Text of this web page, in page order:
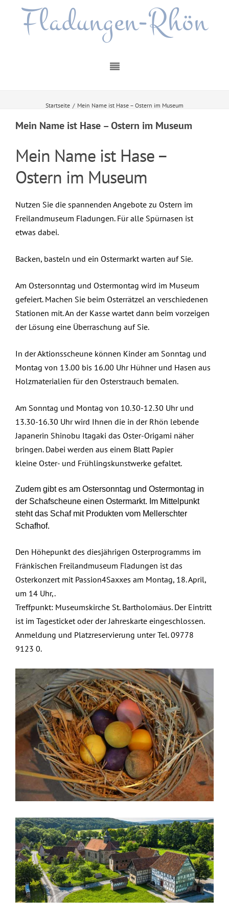
Fladungen-Rhön
Startseite / Mein Name ist Hase – Ostern im Museum
Mein Name ist Hase – Ostern im Museum
Mein Name ist Hase –
Ostern im Museum
Nutzen Sie die spannenden Angebote zu Ostern im
Freilandmuseum Fladungen. Für alle Spürnasen ist
etwas dabei.
Backen, basteln und ein Ostermarkt warten auf Sie.
Am Ostersonntag und Ostermontag wird im Museum
gefeiert. Machen Sie beim Osterrätzel an verschiedenen
Stationen mit. An der Kasse wartet dann beim vorzeigen
der Lösung eine Überraschung auf Sie.
In der Aktionsscheune können Kinder am Sonntag und
Montag von 13.00 bis 16.00 Uhr Hühner und Hasen aus
Holzmaterialien für den Osterstrauch bemalen.
Am Sonntag und Montag von 10.30-12.30 Uhr und
13.30-16.30 Uhr wird Ihnen die in der Rhön lebende
Japanerin Shinobu Itagaki das Oster-Origami näher
bringen. Dabei werden aus einem Blatt Papier
kleine Oster- und Frühlingskunstwerke gefaltet.
Zudem gibt es am Ostersonntag und Ostermontag in
der Schafscheune einen Ostermarkt. Im Mittelpunkt
steht das Schaf mit Produkten vom Mellerschter
Schafhof.
Den Höhepunkt des diesjährigen Osterprogramms im
Fränkischen Freilandmuseum Fladungen ist das
Osterkonzert mit Passion4Saxxes am Montag, 18. April,
um 14 Uhr,.
Treffpunkt: Museumskirche St. Bartholomäus. Der Eintritt
ist im Tagesticket oder der Jahreskarte eingeschlossen.
Anmeldung und Platzreservierung unter Tel. 09778
9123 0.